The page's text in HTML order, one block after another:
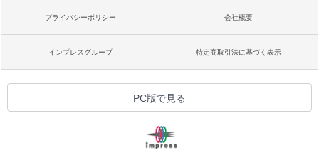
プライバシーポリシー 会社概要
インプレスグループ 特定商取引法に基づく表示
PC版で見る